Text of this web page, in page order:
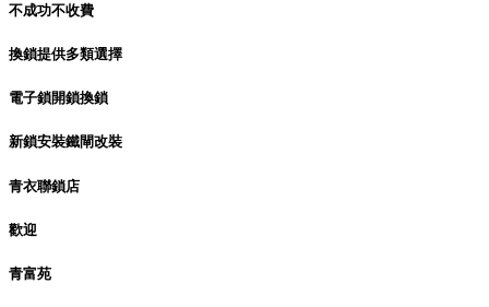
不成功不收費
換鎖提供多類選擇
電子鎖開鎖換鎖
新鎖安裝鐵閘改裝
青衣聯鎖店
歡迎
青富苑